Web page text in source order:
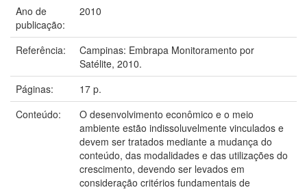
Ano de
publicação:
2010
Referência:
Campinas: Embrapa Monitoramento por
Satélite, 2010.
Páginas:
17 p.
Conteúdo:
O desenvolvimento econômico e o meio
ambiente estão indissoluvelmente vinculados e
devem ser tratados mediante a mudança do
conteúdo, das modalidades e das utilizações do
crescimento, devendo ser levados em
consideração critérios fundamentais de